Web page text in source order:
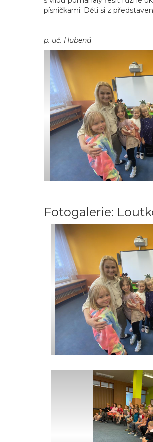
písničkami. Děti si z
p. uč. Hubená
Fotogalerie: